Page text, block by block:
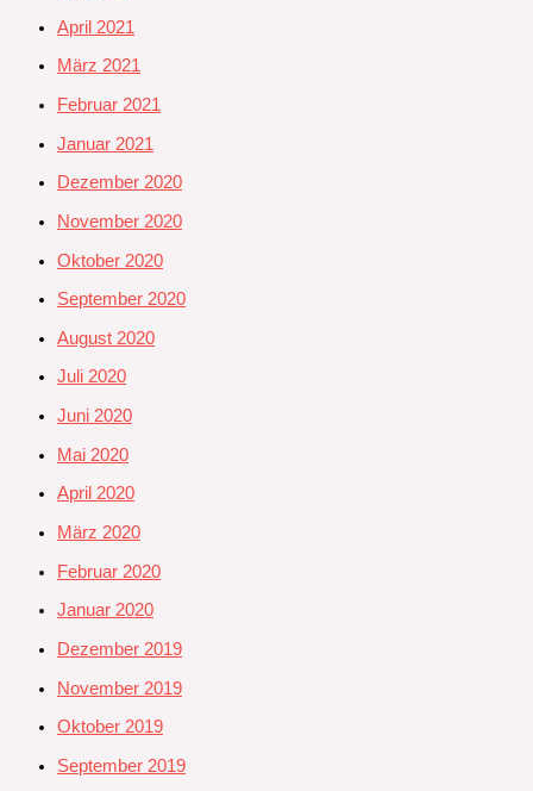
April 2021
März 2021
Februar 2021
Januar 2021
Dezember 2020
November 2020
Oktober 2020
September 2020
August 2020
Juli 2020
Juni 2020
Mai 2020
April 2020
März 2020
Februar 2020
Januar 2020
Dezember 2019
November 2019
Oktober 2019
September 2019